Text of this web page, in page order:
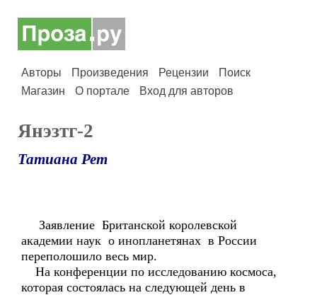
Авторы Произведения Рецензии
Поиск
Магазин
О портале Вход для авторов
Янэзтг-2
Татиана Рет
Заявление Британской королевской
академии наук о инопланетянах в России
переполошило весь мир.
На конференции по исследованию космоса,
которая состоялась на следующей день в